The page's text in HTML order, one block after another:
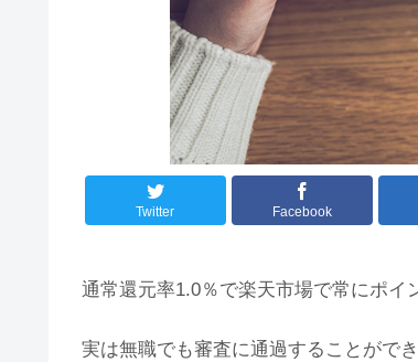
Twitter Facebook
通常還元率1.0％で楽天市場で常にポイ
実は無職でも審査に通過することがで